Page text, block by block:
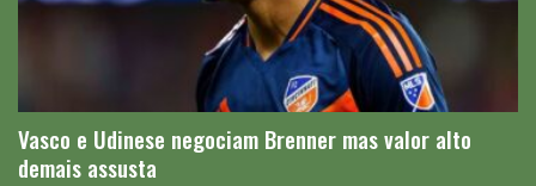
Vasco e Udinese negociam Brenner mas valor alto
demais assusta